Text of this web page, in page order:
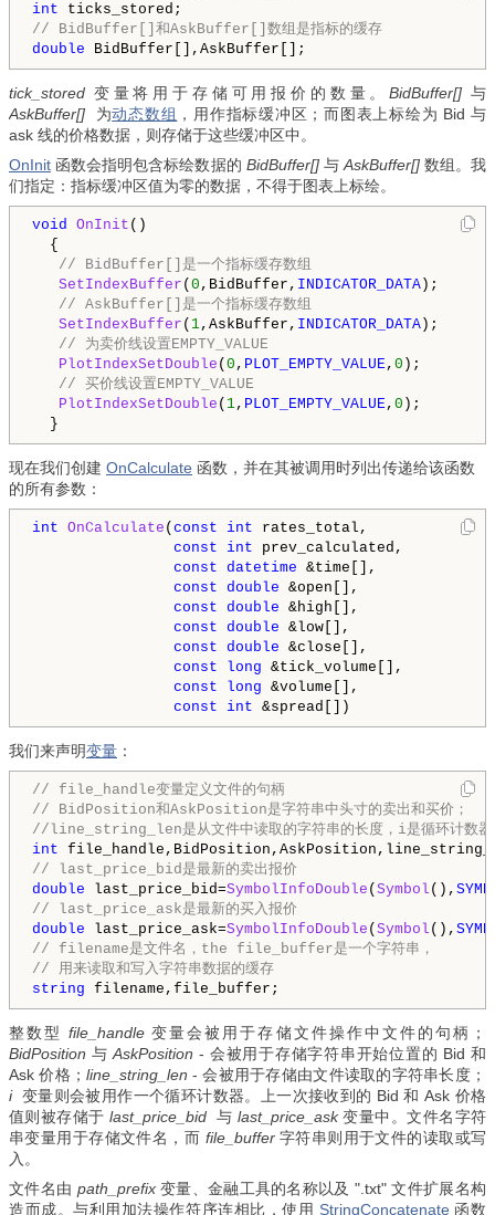
int
// BidBuffer[]和AskBuffer[]数组是指标的缓存
double BidBuffer[],AskBuffer[];
tick_stored 变量将用于存储可用报价的数量。BidBuffer[] 与
AskBuffer[] 为动态数组 ，用作指标缓冲区；而图表上标绘为 Bid 与
ask 线的价格数据，则存储于这些缓冲区中。
OnInit 函数会指明包含标绘数据的 BidBuffer[]与AskBuffer[]数组。我
们指定：指标缓冲区值为零的数据，不得于图表上标绘。
void OnInit ()
{
// BidBuffer[]是一个指标缓存数组
SetIndexBuffer ( 0 ,BidBuffer, INDICATOR_DATA );
// AskBuffer[]是一个指标缓存数组
SetIndexBuffer ( 1,AskBuffer, INDICATOR_DATA );
// 为卖价线设置EMPTY_VALUE
PlotIndexSetDouble ( 0 , PLOT_EMPTY_VALUE, 0 );
// 买价线设置EMPTY_VALUE
PlotIndexSetDouble ( 1, PLOT_EMPTY_VALUE, 0 );
}
现在我们创建 OnCalculate 函数，并在其被调用时列出传递给该函数
的所有参数：
int OnCalculate ( const int rates_total,
const
int prev_calculated,
const datetime &time[],
const double &open[],
const double &high[],
const double &low[],
const double &close[],
const
long &tick_volume[],
const
long &volume[],
const
int &spread[])
我们来声明变量 ：
// file_handle变量定义文件的句柄
// BidPosition和AskPosition是字符串中头寸的卖出和买价；
//line_string_len是从文件中读取的字符串的长度，i是循环计数器
int
// last_price_bid是最新的卖出报价
double last_price_bid=SymbolInfoDouble ( Symbol (),
// last_price_ask是最新的买入报价
double last_price_ask=SymbolInfoDouble ( Symbol (),
// filename是文件名，the file_buffer是一个字符串，
// 用来读取和写入字符串数据的缓存
string filename,file_buffer;
整数型file_handle 变量会被用于存储文件操作中文件的句柄；
BidPosition 与AskPosition - 会被用于存储字符串开始位置的 Bid 和
Ask 价格； line_string_len - 会被用于存储由文件读取的字符串长度；
i变量则会被用作一个循环计数器。上一次接收到的 Bid 和 Ask 价格
值则被存储于last_price_bid 与 last_price_ask变量中。文件名字符
串变量用于存储文件名，而 file_buffer字符串则用于文件的读取或写
入。
文件名由 path_prefix变量、金融工具的名称以及 ".txt" 文件扩展名构
造而成。与利用加法操作符序连相比，使用 StringConcatenate 函数